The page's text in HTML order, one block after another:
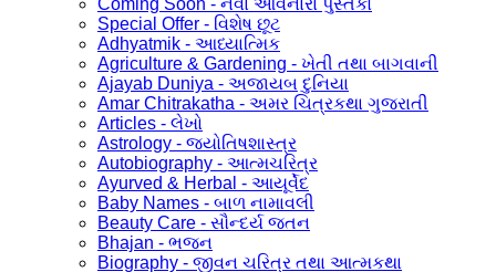
Coming Soon - નવા આવનારા પુસ્તકો
Special Offer - વિશેષ છૂટ
Adhyatmik - આધ્યાત્મિક
Agriculture & Gardening - ખેતી તથા બાગવાની
Ajayab Duniya - અજાયબ દુનિયા
Amar Chitrakatha - અમર ચિત્રકથા ગુજરાતી
Articles - લેખો
Astrology - જ્યોતિષશાસ્ત્ર
Autobiography - આત્મચરિત્ર
Ayurved & Herbal - આયૂર્વેદ
Baby Names - બાળ નામાવલી
Beauty Care - સૌન્દર્ય જતન
Bhajan - ભજન
Biography - જીવન ચરિત્ર તથા આત્મકથા